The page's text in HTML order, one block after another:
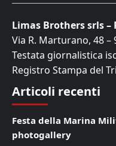
Limas Brothers srls –
Via R. Marturano, 48 –
Testata giornalistica
Registro Stampa del
Articoli recenti
Festa della Marina
photogallery